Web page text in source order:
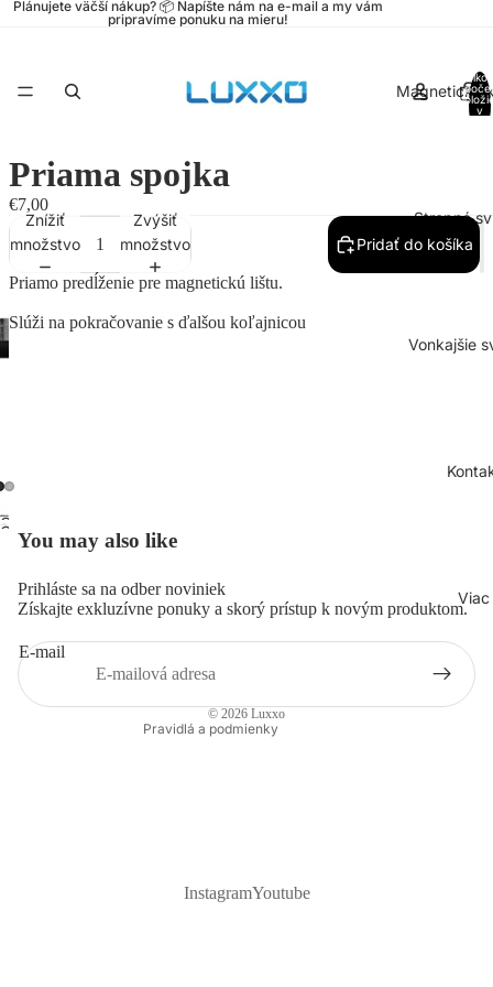
Plánujete väčší nákup? 📦 Napíšte nám na e-mail a my vám
pripravíme ponuku na mieru!
Magnetické
Stropné
Vonkajšie
Viac
počet
v
Otvoriť
obrázok
obrazovku
Otvoriť
na celú
obrazovku
Priama spojka
€7,00
Znížiť
množstvo
Zvýšiť
množstvo
Pridať do košíka
Priamo predĺženie pre magnetickú lištu.
Slúži na pokračovanie s ďalšou koľajnicou
You may also like
Prihláste sa na odber noviniek
Získajte exkluzívne ponuky a skorý prístup k novým produktom.
E-mail
© 2026 Luxxo
Pravidlá a podmienky
Pravidlá ochrany súkromia
Podmienky poskytovania služby
InstagramYoutube